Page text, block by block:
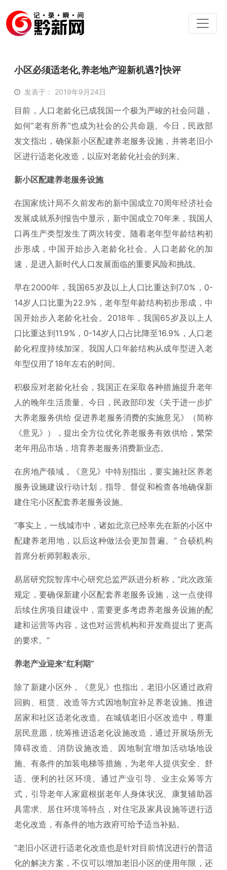
小区必须适老化,养老地产迎新机遇?|快评
发表于： 2019年9月24日
目前，人口老龄化已成我国一个极为严峻的社会问题，
如何“老有所养”也成为社会的公共命题。今日，民政部
发文指出，确保新小区配建养老服务设施，并将老旧小
区进行适老化改造，以应对老龄化社会的到来。
新小区配建养老服务设施
在国家统计局不久前发布的新中国成立70周年经济社会
发展成就系列报告中显示，新中国成立70年来，我国人
口再生产类型发生了两次转变。随着老年型年龄结构初
步形成，中国开始步入老龄化社会。人口老龄化的加
速，是进入新时代人口发展面临的重要风险和挑战。
早在2000年，我国65岁及以上人口比重达到7.0%，0-
14岁人口比重为22.9%，老年型年龄结构初步形成，中
国开始步入老龄化社会。2018年，我国65岁及以上人
口比重达到11.9%，0-14岁人口占比降至16.9%，人口老
龄化程度持续加深。我国人口年龄结构从成年型进入老
年型仅用了18年左右的时间。
积极应对老龄化社会，我国正在采取各种措施提升老年
人的晚年生活质量。今日，民政部印发《关于进一步扩
大养老服务供给 促进养老服务消费的实施意见》（简称
《意见》），提出全方位优化养老服务有效供给，繁荣
老年用品市场，培育养老服务消费新业态。
在房地产领域，《意见》中特别指出，要实施社区养老
服务设施建设行动计划，指导、督促和检查各地确保新
建住宅小区配套养老服务设施。
“事实上，一线城市中，诸如北京已经率先在新的小区中
配建养老用地，以后这种做法会更加普遍。” 合硕机构
首席分析师郭毅表示。
易居研究院智库中心研究总监严跃进分析称，“此次政策
规定，要确保新建小区配套养老服务设施，这一点使得
后续住房项目建设中，需要更多考虑养老服务设施的配
建和运营等内容，这也对运营机构和开发商提出了更高
的要求。”
养老产业迎来“红利期”
除了新建小区外，《意见》也指出，老旧小区通过政府
回购、租赁、改造等方式因地制宜补足养老设施。推进
居家和社区适老化改造。在城镇老旧小区改造中，尊重
居民意愿，统筹推进适老化设施改造，通过开展场所无
障碍改造、消防设施改造、因地制宜增加活动场地设
施、有条件的加装电梯等措施，为老年人提供安全、舒
适、便利的社区环境。通过产业引导、业主众筹等方
式，引导老年人家庭根据老年人身体状况、康复辅助器
具需求、居住环境等特点，对住宅及家具设施等进行适
老化改造，有条件的地方政府可给予适当补贴。
“老旧小区进行适老化改造也是针对目前情况进行的普适
化的解决方案，不仅可以增加老旧小区的使用年限，还